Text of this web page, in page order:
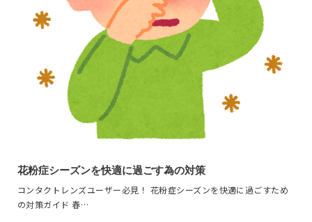
花粉症シーズンを快適に過ごす為の対策
コンタクトレンズユーザー必見！ 花粉症シーズンを快適に過ごすため
の対策ガイド 春…